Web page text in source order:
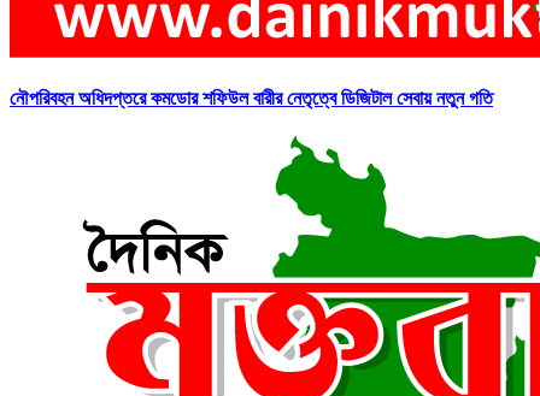
নৌপরিবহন অধিদপ্তরে কমডোর শফিউল বারীর নেতৃত্বে ডিজিটাল সেবায় নতুন গতি